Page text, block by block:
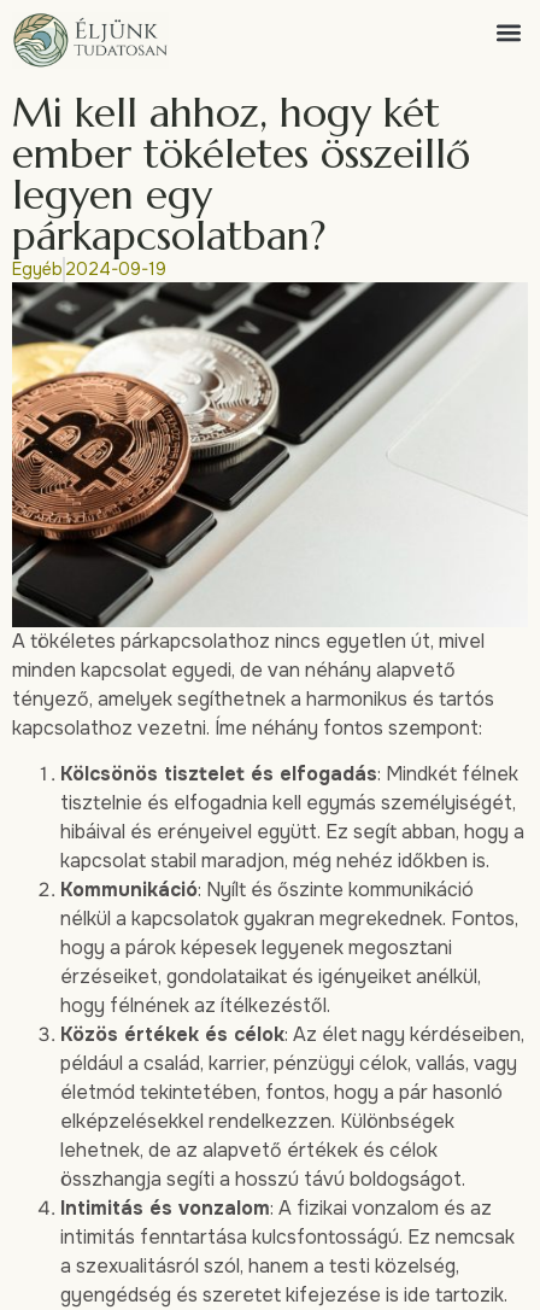
Mi kell ahhoz, hogy két
ember tökéletes összeillő
legyen egy
párkapcsolatban?
Egyéb 2024-09-19
A tökéletes párkapcsolathoz nincs egyetlen út, mivel
minden kapcsolat egyedi, de van néhány alapvető
tényező, amelyek segíthetnek a harmonikus és tartós
kapcsolathoz vezetni. Íme néhány fontos szempont:
Kölcsönös tisztelet és elfogadás: Mindkét félnek
tisztelnie és elfogadnia kell egymás személyiségét,
hibáival és erényeivel együtt. Ez segít abban, hogy a
kapcsolat stabil maradjon, még nehéz időkben is.
Kommunikáció: Nyílt és őszinte kommunikáció
nélkül a kapcsolatok gyakran megrekednek. Fontos,
hogy a párok képesek legyenek megosztani
érzéseiket, gondolataikat és igényeiket anélkül,
hogy félnének az ítélkezéstől.
Közös értékek és célok: Az élet nagy kérdéseiben,
például a család, karrier, pénzügyi célok, vallás, vagy
életmód tekintetében, fontos, hogy a pár hasonló
elképzelésekkel rendelkezzen. Különbségek
lehetnek, de az alapvető értékek és célok
összhangja segíti a hosszú távú boldogságot.
Intimitás és vonzalom: A fizikai vonzalom és az
intimitás fenntartása kulcsfontosságú. Ez nemcsak
a szexualitásról szól, hanem a testi közelség,
gyengédség és szeretet kifejezése is ide tartozik.